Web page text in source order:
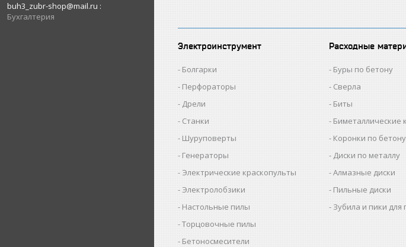
buh3_zubr-shop@mail.ru
Бухгалтерия
Электроинструмент
Болгарки
Перфораторы
Дрели
Станки
Шуруповерты
Генераторы
Электрические краскопульты
Электролобзики
Настольные пилы
Торцовочные пилы
Бетоносмесители
Расходные
Буры по бетону
Сверла
Биты
Биметаллические
Коронки по бетону
Диски по металлу
Алмазные диски
Пильные диски
Зубила и пики